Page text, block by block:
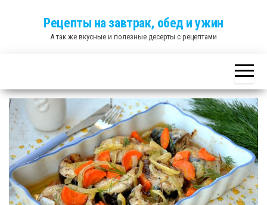
Рецепты на завтрак, обед и ужин
А так же вкусные и полезные десерты с рецептами